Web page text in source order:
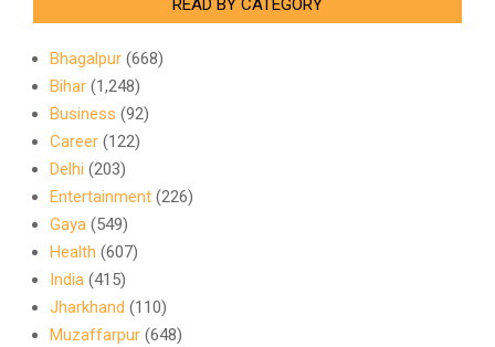
READ BY CATEGORY
Bhagalpur (668)
Bihar (1,248)
Business (92)
Career (122)
Delhi (203)
Entertainment (226)
Gaya (549)
Health (607)
India (415)
Jharkhand (110)
Muzaffarpur (648)